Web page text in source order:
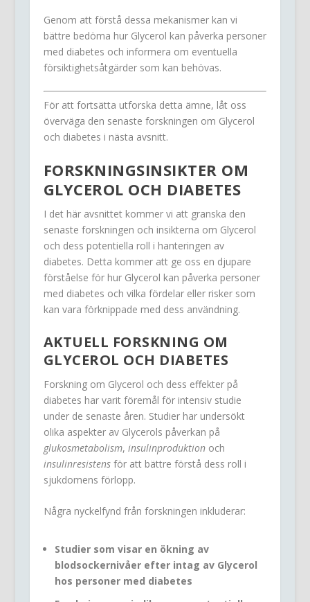
Genom att förstå dessa mekanismer kan vi
bättre bedöma hur Glycerol kan påverka personer
med diabetes och informera om eventuella
försiktighetsåtgärder som kan behövas.
För att fortsätta utforska detta ämne, låt oss
överväga den senaste forskningen om Glycerol
och diabetes i nästa avsnitt.
FORSKNINGSINSIKTER OM
GLYCEROL OCH DIABETES
I det här avsnittet kommer vi att granska den
senaste forskningen och insikterna om Glycerol
och dess potentiella roll i hanteringen av
diabetes. Detta kommer att ge oss en djupare
förståelse för hur Glycerol kan påverka personer
med diabetes och vilka fördelar eller risker som
kan vara förknippade med dess användning.
AKTUELL FORSKNING OM
GLYCEROL OCH DIABETES
Forskning om Glycerol och dess effekter på
diabetes har varit föremål för intensiv studie
under de senaste åren. Studier har undersökt
olika aspekter av Glycerols påverkan på
glukosmetabolism, insulinproduktionoch
insulinresistensför att bättre förstå dess roll i
sjukdomens förlopp.
Några nyckelfynd från forskningen inkluderar:
Studier som visar en ökning av
blodsockernivåer efter intag av Glycerol
hos personer med diabetes